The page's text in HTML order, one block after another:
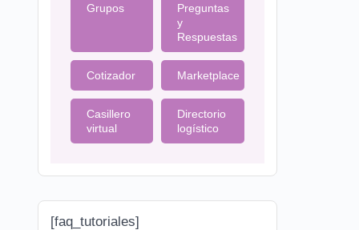
Grupos
Preguntas
y
Respuestas
Cotizador Marketplace
Casillero
virtual
Directorio
logístico
[faq_tutoriales]